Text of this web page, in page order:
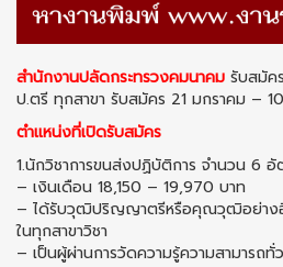
สำนักงานปลัดกระทรวงคมนาคม รับสมัค
ป.ตรี ทุกสาขา รับสมัคร 21 มกราคม –
ตำแหน่งที่เปิดรับสมัคร
1.นักวิชาการขนส่งปฏิบัติการ จำนวน 6 อั
– เงินเดือน 18,150 – 19,970 บาท
– ได้รับวุฒิปริญญาตรีหรือคุณวุฒิอย่างอื่
ในทุกสาขาวิชา
– เป็นผู้ผ่านการวัดความรู้ความสามารถ